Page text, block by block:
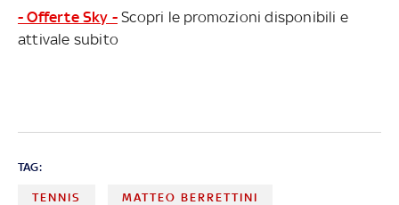
- Offerte Sky - Scopri le promozioni disponibili e
attivale subito
TAG:
TENNIS MATTEO BERRETTINI